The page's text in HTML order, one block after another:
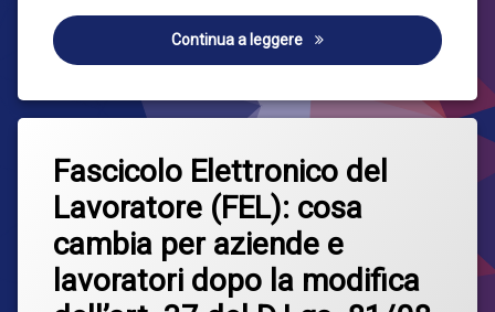
Continua a leggere CALDO ESTREMO: LA
Fascicolo Elettronico del
Lavoratore (FEL): cosa
cambia per aziende e
lavoratori dopo la modifica
Decreto
Legislativo
un
commento
su
Fascicolo
Elettronico
del
Lavoratore
(FEL):